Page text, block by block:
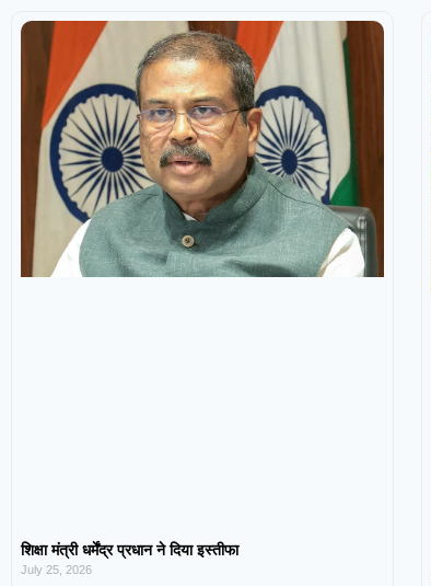
शिक्षा मंत्री धर्मेंद्र प्रधान ने दिया इस्तीफा
July 25, 2026